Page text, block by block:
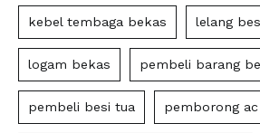
kebel tembaga bekas lelang
logam bekas pembeli barang
pembeli besi tua pemborong